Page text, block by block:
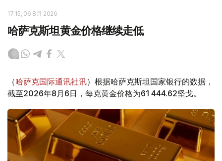
17:15, 06 8月 2026
哈萨克斯坦黄金价格继续走低
（哈萨克国际通讯社讯）根据哈萨克斯坦国家银行的数据，
截至2026年8月6日，每克黄金价格为61 444.62坚戈。